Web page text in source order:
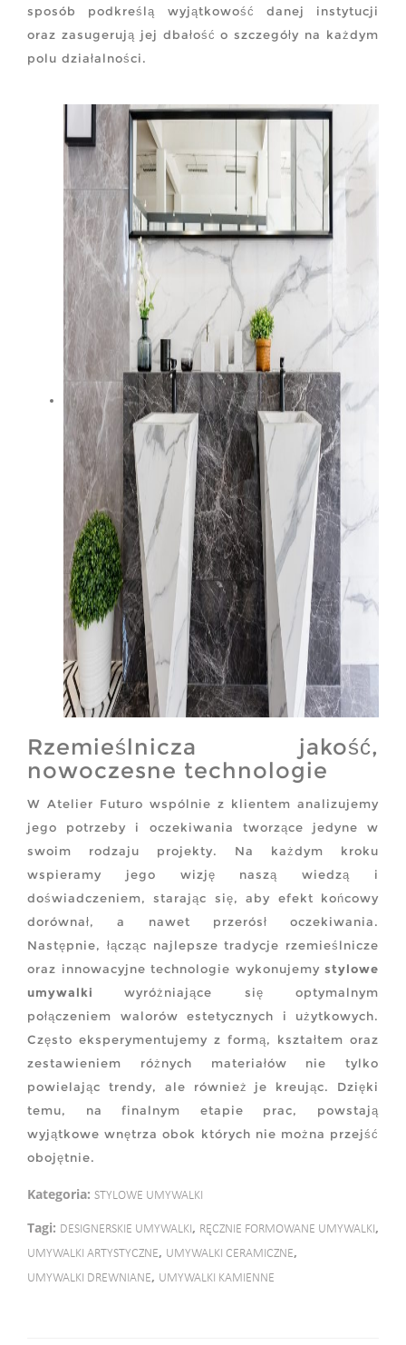
sposób podkreślą wyjątkowość danej instytucji
oraz zasugerują jej dbałość o szczegóły na każdym
polu działalności.
Rzemieślnicza jakość,
nowoczesne technologie
W Atelier Futuro wspólnie z klientem analizujemy
jego potrzeby i oczekiwania tworzące jedyne w
swoim rodzaju projekty. Na każdym kroku
wspieramy jego wizję naszą wiedzą i
doświadczeniem, starając się, aby efekt końcowy
dorównał, a nawet przerósł oczekiwania.
Następnie, łącząc najlepsze tradycje rzemieślnicze
oraz innowacyjne technologie wykonujemy stylowe
umywalkiwyróżniające się optymalnym
połączeniem walorów estetycznych i użytkowych.
Często eksperymentujemy z formą, kształtem oraz
zestawieniem różnych materiałów nie tylko
powielając trendy, ale również je kreując. Dzięki
temu, na finalnym etapie prac, powstają
wyjątkowe wnętrza obok których nie można przejść
obojętnie.
Kategoria: STYLOWE UMYWALKI
Tagi: DESIGNERSKIE UMYWALKI, RĘCZNIE FORMOWANE UMYWALKI,
UMYWALKI ARTYSTYCZNE, UMYWALKI CERAMICZNE,
UMYWALKI DREWNIANE, UMYWALKI KAMIENNE